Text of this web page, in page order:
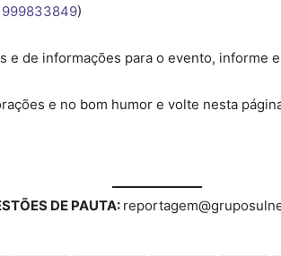
)
e de informações para o evento, informe
e no bom humor e volte nesta
DE PAUTA: